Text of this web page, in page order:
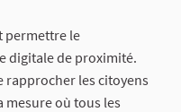
permettre le
digitale de proximité.
rapprocher les citoyens
mesure où tous les